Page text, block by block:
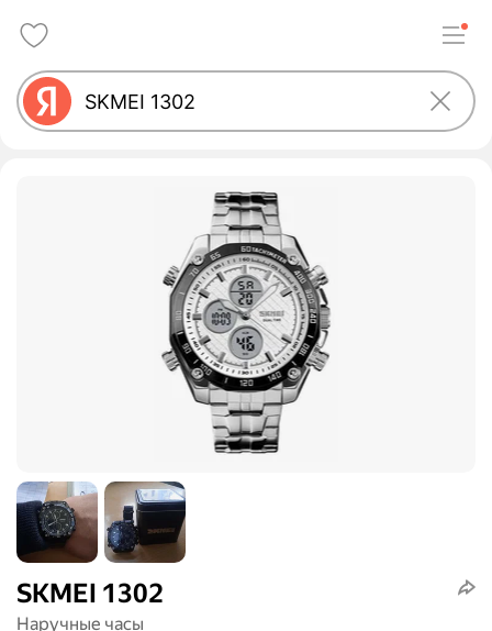
SKMEI 1302
Наручные часы